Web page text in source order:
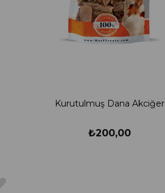
Kurutulmuş Dana Akciğer
₺200,00